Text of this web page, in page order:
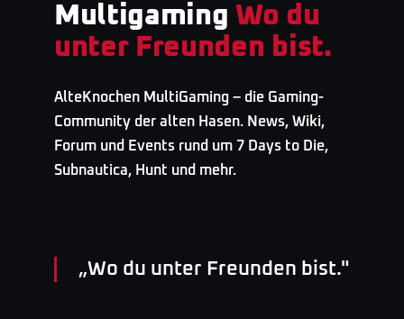
Multigaming Wo du
unter Freunden bist.
AlteKnochen MultiGaming – die Gaming-
Community der alten Hasen. News, Wiki,
Forum und Events rund um 7 Days to Die,
Subnautica, Hunt und mehr.
„Wo du unter Freunden bist."